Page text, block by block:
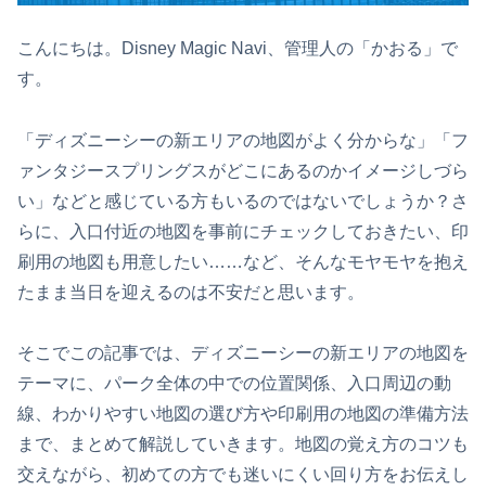
こんにちは。Disney Magic Navi、管理人の「かおる」で
す。
「ディズニーシーの新エリアの地図がよく分からな」「フ
ァンタジースプリングスがどこにあるのかイメージしづら
い」などと感じている方もいるのではないでしょうか？さ
らに、入口付近の地図を事前にチェックしておきたい、印
刷用の地図も用意したい……など、そんなモヤモヤを抱え
たまま当日を迎えるのは不安だと思います。
そこでこの記事では、ディズニーシーの新エリアの地図を
テーマに、パーク全体の中での位置関係、入口周辺の動
線、わかりやすい地図の選び方や印刷用の地図の準備方法
まで、まとめて解説していきます。地図の覚え方のコツも
交えながら、初めての方でも迷いにくい回り方をお伝えし